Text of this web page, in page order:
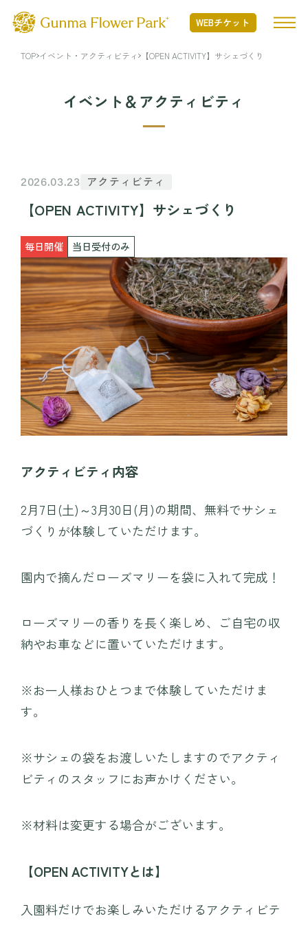
WEBチケット
Nature Positiveについて
開花状況
開花状況 TOP
開花情報
季節の花
年間カレンダー
花図鑑
フード・ショッピング TOP
MINAMO RESTAURANT
FLOWER HALL CAFE
TEIEN茶房
MINAMO DELI CAFE / HARAPPA CAFE
MINAMO MARKET / HANA SHOP
イベント・アクティビティ
プレイ
園内マップ
営業時間・料金
お知らせ・コラム
観光情報
採用情報
よくある質問
プライバシーポリシー
お問い合わせ WEBチケット
〒371-0246 群⾺県前橋市柏倉町2471-7
TOP イベント・アクティビティ 【OPEN ACTIVITY】サシェづくり
イベント＆アクティビティ
2026.03.23 アクティビティ
【OPEN ACTIVITY】サシェづくり
当日受付のみ
毎日開催
アクティビティ内容
2月7日(土)～3月30日(月)の期間、無料でサシェ
づくりが体験していただけます。
園内で摘んだローズマリーを袋に入れて完成！
ローズマリーの香りを長く楽しめ、ご自宅の収
納やお車などに置いていただけます。
※お一人様おひとつまで体験していただけま
す。
※サシェの袋をお渡しいたしますのでアクティ
ビティのスタッフにお声かけください。
※材料は変更する場合がございます。
【OPEN ACTIVITYとは】
入園料だけでお楽しみいただけるアクティビテ